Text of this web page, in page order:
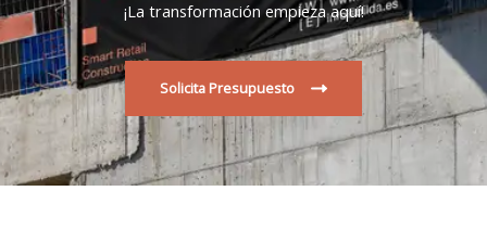
¡La transformación empieza aquí!
Solicita Presupuesto